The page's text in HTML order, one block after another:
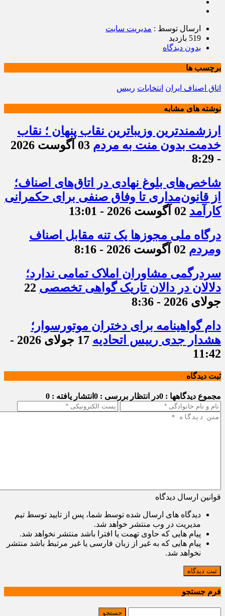
ارسال توسط : مدیریت سایت
519 بازدید
بدون دیدگاه
برچسب ها
اتاق اصناف ایران انتخابات رییس
نوشته های مشابه
ارزشمندترین وزیباترین نقاب پنهان ؛ نقاب
خدمت بدون منت به مردم
03 آگوست 2026
- 8:29
شاخص‌های بلوغ نهادی در اتاق‌های اصناف؛
از قانون‌مداری تا وفاق صنفی برای حکمرانی
کارآمد 02 آگوست 2026 - 13:01
درگاه ملی مجوزها یک تنه مقابل اصناف
ومردم 02 آگوست 2026 - 8:16
سردرگمی مشاوران املاک تمامی ندارد؛
دلالان در دالان تاریک گواهی تخصصی 22
جولای 2026 - 8:36
دام گواهینامه برای دختران موتورسوار؛
هشدار جدی رییس اتحادیه
17 جولای 2026 -
11:42
ثبت دیدگاه
مجموع دیدگاهها : 0 در انتظار بررسی : 0 انتشار یافته : 0
قوانین ارسال دیدگاه
دیدگاه های ارسال شده توسط شما، پس از تایید توسط تیم
مدیریت در وب منتشر خواهد شد.
پیام هایی که حاوی تهمت یا افترا باشد منتشر نخواهد شد.
پیام هایی که به غیر از زبان فارسی یا غیر مرتبط باشد منتشر
نخواهد شد.
ثبت دیدگاه
فرم جستجو